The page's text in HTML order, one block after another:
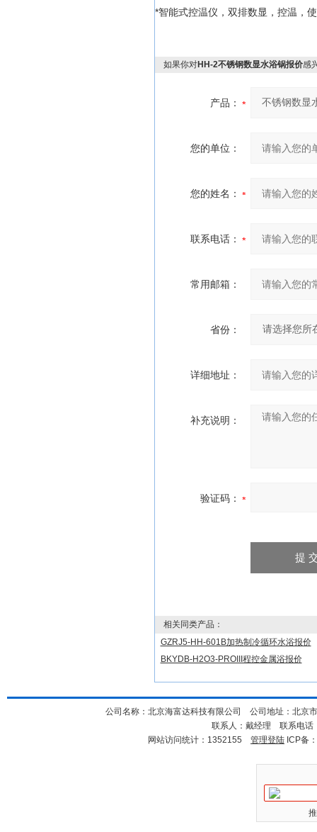
*智能式控温仪，双排数显，控温，
如果你对HH-2不锈钢数显水浴锅报价感
产品：
您的单位：
您的姓名：
联系电话：
常用邮箱：
省份：
详细地址：
补充说明：
验证码：
相关同类产品：
GZRJ5-HH-601B加热制冷循环水浴报价
BKYDB-H2O3-PROIII程控金属浴报价
公司名称：北京海富达科技有限公司 公司地址：北京
联系人：戴经理 联系电
网站访问统计：1352155 管理登陆 ICP备：